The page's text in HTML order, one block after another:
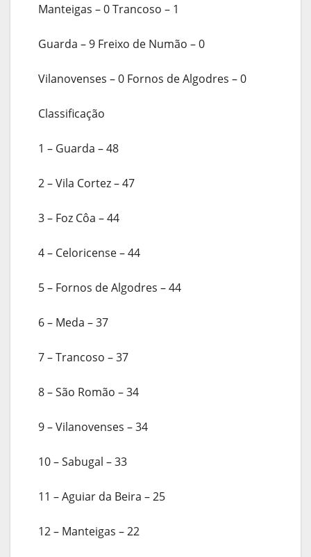
Manteigas – 0 Trancoso – 1
Guarda – 9 Freixo de Numão – 0
Vilanovenses – 0 Fornos de Algodres – 0
Classificação
1 – Guarda – 48
2 – Vila Cortez – 47
3 – Foz Côa – 44
4 – Celoricense – 44
5 – Fornos de Algodres – 44
6 – Meda – 37
7 – Trancoso – 37
8 – São Romão – 34
9 – Vilanovenses – 34
10 – Sabugal – 33
11 – Aguiar da Beira – 25
12 – Manteigas – 22